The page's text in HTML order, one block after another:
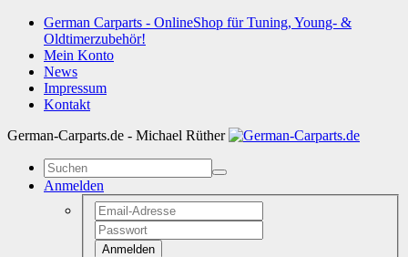
German Carparts - OnlineShop für Tuning, Young- &
Oldtimerzubehör!
Mein Konto
News
Impressum
Kontakt
German-Carparts.de - Michael Rüther
Anmelden
Anmelden